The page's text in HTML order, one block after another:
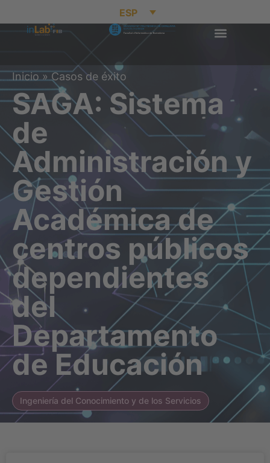
ESP
Inicio»Casos de éxito
SAGA: Sistema
de
Administración y
Gestión
Académica de
centros públicos
dependientes
del
Departamento
de Educación
Ingeniería del Conocimiento y de los Servicios